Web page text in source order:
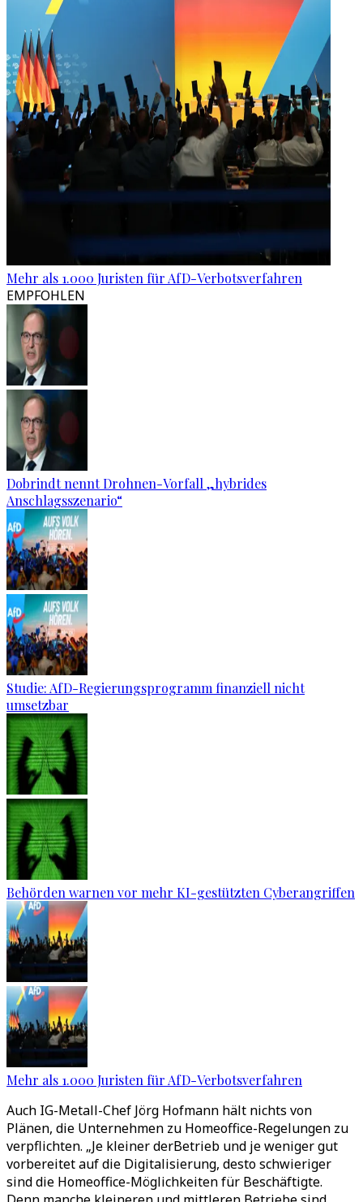
Mehr als 1.000 Juristen für AfD-Verbotsverfahren
EMPFOHLEN
Dobrindt nennt Drohnen-Vorfall „hybrides
Anschlagsszenario“
Studie: AfD-Regierungsprogramm finanziell nicht
umsetzbar
Behörden warnen vor mehr KI-gestützten Cyberangriffen
Mehr als 1.000 Juristen für AfD-Verbotsverfahren
Auch IG-Metall-Chef Jörg Hofmann hält nichts von
Plänen, die Unternehmen zu Homeoffice-Regelungen zu
verpflichten. „Je kleiner derBetrieb und je weniger gut
vorbereitet auf die Digitalisierung, desto schwieriger
sind die Homeoffice-Möglichkeiten für Beschäftigte.